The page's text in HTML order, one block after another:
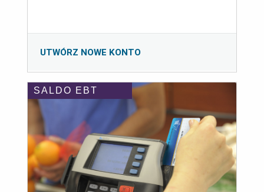
UTWÓRZ NOWE KONTO
SALDO EBT